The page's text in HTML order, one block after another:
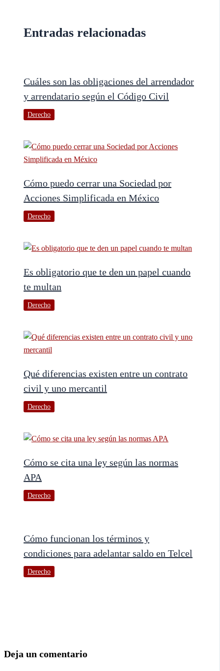
Entradas relacionadas
Cuáles son las obligaciones del arrendador
y arrendatario según el Código Civil
Derecho
Cómo puedo cerrar una Sociedad por
Acciones Simplificada en México
Derecho
Es obligatorio que te den un papel cuando
te multan
Derecho
Qué diferencias existen entre un contrato
civil y uno mercantil
Derecho
Cómo se cita una ley según las normas
APA
Derecho
Cómo funcionan los términos y
condiciones para adelantar saldo en Telcel
Derecho
Deja un comentario